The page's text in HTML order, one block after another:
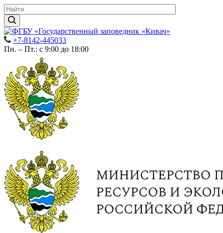
+7-8142-445033
Пн. – Пт.: с 9:00 до 18:00